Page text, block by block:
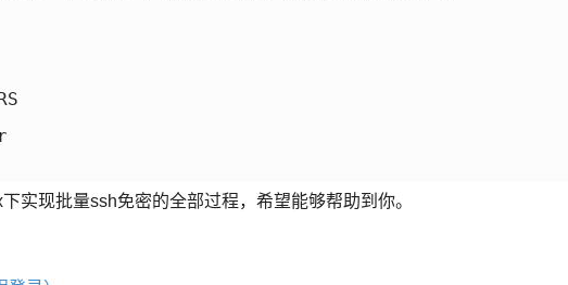
实现批量ssh免密的全部过程，希望能够帮助到你。